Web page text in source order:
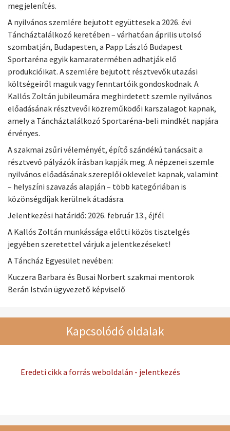
megjelenítés.
A nyilvános szemlére bejutott együttesek a 2026. évi
Táncháztalálkozó keretében – várhatóan április utolsó
szombatján, Budapesten, a Papp László Budapest
Sportaréna egyik kamaratermében adhatják elő
produkcióikat. A szemlére bejutott résztvevők utazási
költségeiről maguk vagy fenntartóik gondoskodnak. A
Kallós Zoltán jubileumára meghirdetett szemle nyilvános
előadásának résztvevői közreműködői karszalagot kapnak,
amely a Táncháztalálkozó Sportaréna-beli mindkét napjára
érvényes.
A szakmai zsűri véleményét, építő szándékú tanácsait a
résztvevő pályázók írásban kapják meg. A népzenei szemle
nyilvános előadásának szereplői oklevelet kapnak, valamint
– helyszíni szavazás alapján – több kategóriában is
közönségdíjak kerülnek átadásra.
Jelentkezési határidő: 2026. február 13., éjfél
A Kallós Zoltán munkássága előtti közös tisztelgés
jegyében szeretettel várjuk a jelentkezéseket!
A Táncház Egyesület nevében:
Kuczera Barbara és Busai Norbert szakmai mentorok
Berán István ügyvezető képviselő
Kapcsolódó oldalak
Eredeti cikk a forrás weboldalán - jelentkezés